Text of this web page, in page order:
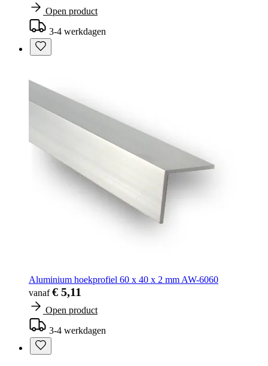
Open product
3-4 werkdagen
Aluminium hoekprofiel 60 x 40 x 2 mm AW-6060
vanaf€ 5,11
Open product
3-4 werkdagen